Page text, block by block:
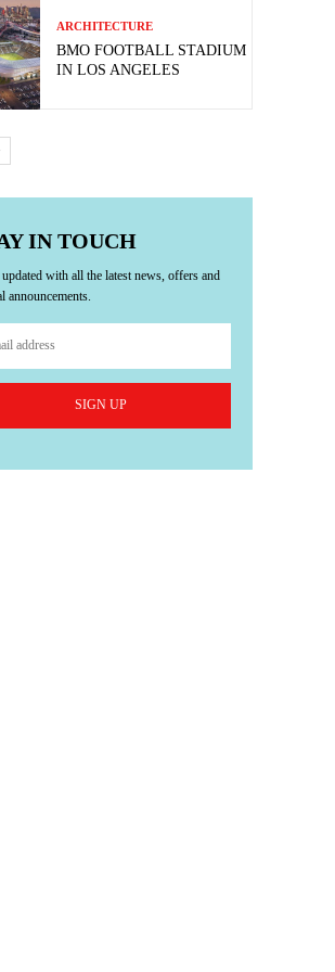
ARCHITECTURE
BMO FOOTBALL STADIUM
IN LOS ANGELES
IN TOUCH
updated with all the latest news, offers and
announcements.
SIGN UP